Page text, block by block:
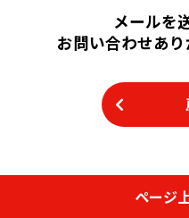
メールを
お問い合わせあり
ページ
入金・決済後、入金情報画面
せん。
出荷からお届けまでの日数
完成時間の目安を電話で確認
領収書・納品書を発行は可能
初回特典の1000ポイントを